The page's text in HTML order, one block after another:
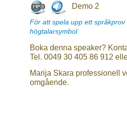
Demo 2
För att spela upp ett
högtalarsymbol
Boka denna speaker?
Tel. 0049 30 405 86 912
Marija Skara professionell
omgående.